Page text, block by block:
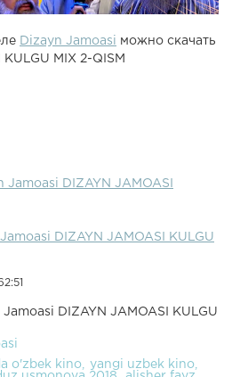
Dizayn Jamoasi можно скачать
MIX 2-QISM
Jamoasi DIZAYN JAMOASI
DIZAYN JAMOASI KULGU
DIZAYN JAMOASI KULGU
o'zbek kino
yangi uzbek kino